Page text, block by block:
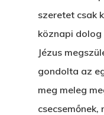
szeretet csak
köznapi dolog
Jézus
gondolta az
meg meleg
csecsemőnek,